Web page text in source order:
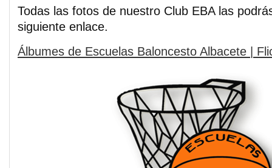
Todas las fotos de nuestro Club EBA las
siguiente enlace.
Álbumes de Escuelas Baloncesto Albacete |